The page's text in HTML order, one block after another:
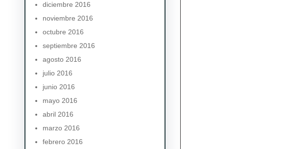
diciembre 2016
noviembre 2016
octubre 2016
septiembre 2016
agosto 2016
julio 2016
junio 2016
mayo 2016
abril 2016
marzo 2016
febrero 2016